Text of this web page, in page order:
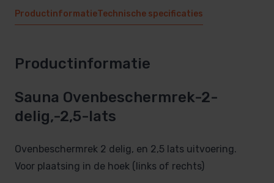
ProductinformatieTechnische specificaties
Productinformatie
Sauna Ovenbeschermrek-2-
delig,-2,5-lats
Ovenbeschermrek 2 delig, en 2,5 lats uitvoering.
Voor plaatsing in de hoek (links of rechts)